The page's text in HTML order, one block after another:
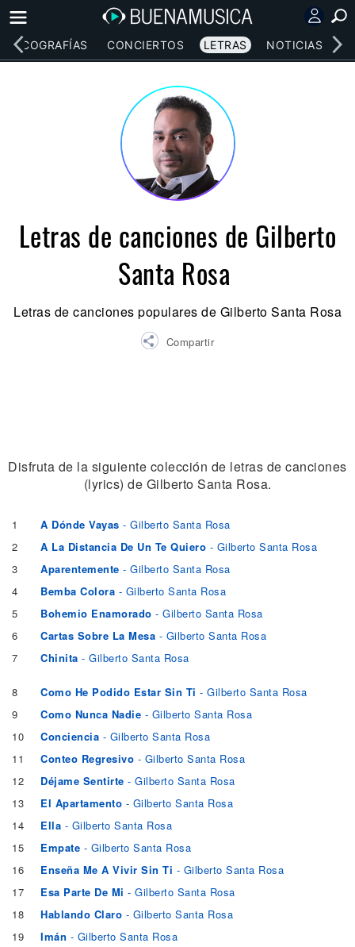
DISCOGRAFÍAS CONCIERTOS LETRAS NOTICIAS
Letras de canciones de Gilberto
Santa Rosa
Letras de canciones populares de Gilberto Santa Rosa
Compartir
Disfruta de la siguiente colección de letras de canciones
(lyrics) de Gilberto Santa Rosa.
1 A Dónde Vayas- Gilberto Santa Rosa
2
A La Distancia De Un Te Quiero - Gilberto Santa Rosa
3
Aparentemente - Gilberto Santa Rosa
4
Bemba Colora - Gilberto Santa Rosa
5
Bohemio Enamorado - Gilberto Santa Rosa
6
Cartas Sobre La Mesa - Gilberto Santa Rosa
7
Chinita- Gilberto Santa Rosa
8 Como He Podido Estar Sin Ti- Gilberto Santa Rosa
9
Como Nunca Nadie - Gilberto Santa Rosa
10
Conciencia - Gilberto Santa Rosa
11
Conteo Regresivo - Gilberto Santa Rosa
12
Déjame Sentirte - Gilberto Santa Rosa
13
El Apartamento - Gilberto Santa Rosa
14
Ella - Gilberto Santa Rosa
15
Empate - Gilberto Santa Rosa
16
Enseña Me A Vivir Sin Ti - Gilberto Santa Rosa
17
Esa Parte De Mi - Gilberto Santa Rosa
18
Hablando Claro - Gilberto Santa Rosa
19
Imán - Gilberto Santa Rosa